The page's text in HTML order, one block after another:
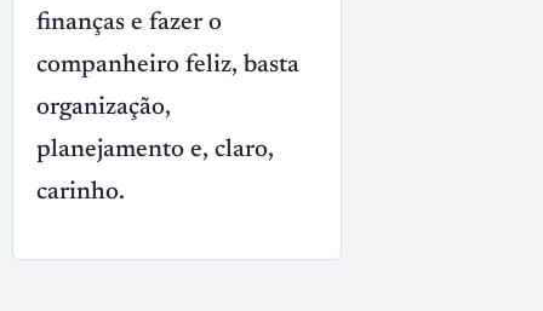
finanças e fazer o
companheiro feliz, basta
organização,
planejamento e, claro,
carinho.